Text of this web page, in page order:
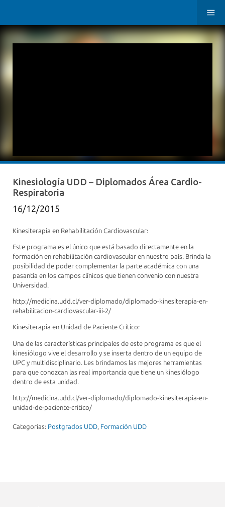
Kinesiología UDD – Diplomados Área Cardio-
Respiratoria
16/12/2015
Kinesiterapia en Rehabilitación Cardiovascular:
Este programa es el único que está basado directamente en la
formación en rehabilitación cardiovascular en nuestro país. Brinda la
posibilidad de poder complementar la parte académica con una
pasantía en los campos clínicos que tienen convenio con nuestra
Universidad.
http://medicina.udd.cl/ver-diplomado/diplomado-kinesiterapia-en-
rehabilitacion-cardiovascular-iii-2/
Kinesiterapia en Unidad de Paciente Crítico:
Una de las características principales de este programa es que el
kinesiólogo vive el desarrollo y se inserta dentro de un equipo de
UPC y multidisciplinario. Les brindamos las mejores herramientas
para que conozcan las real importancia que tiene un kinesiólogo
dentro de esta unidad.
http://medicina.udd.cl/ver-diplomado/diplomado-kinesiterapia-en-
unidad-de-paciente-critico/
Categorias: Postgrados UDD, Formación UDD